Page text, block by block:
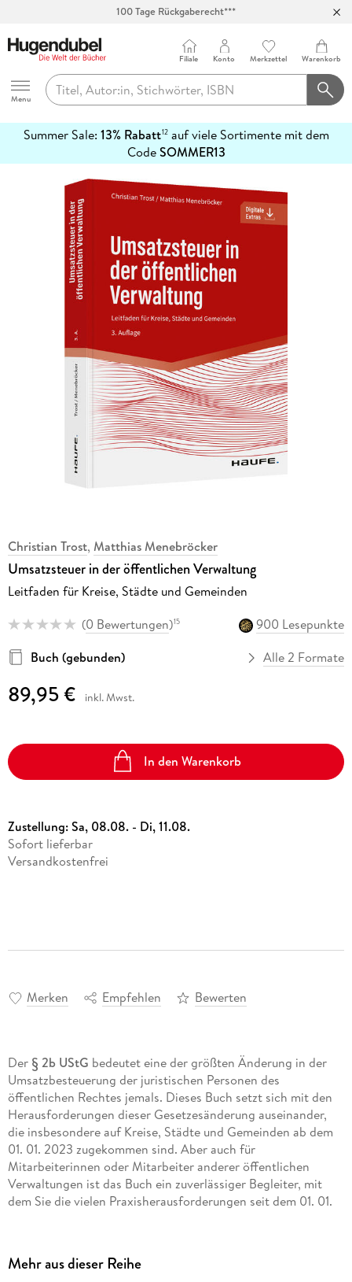
100 Tage Rückgaberecht***
Hugendubel
Menu
Filiale Konto Merkzettel Warenkorb
Summer Sale: 13% Rabatt12auf viele Sortimente mit dem
CodeSOMMER13
erfahren
Christian Trost, Matthias Menebröcker
Umsatzsteuer in der öffentlichen Verwaltung
Leitfaden für Kreise, Städte und Gemeinden
(0 Bewertungen)15
900 Lesepunkte
Buch (gebunden)
Alle 2 Formate
89,95 € inkl. Mwst.
In den Warenkorb
Zustellung:Sa, 08.08. - Di, 11.08.
Sofort lieferbar
Versandkostenfrei
Merken Empfehlen Bewerten
Der § 2b UStG bedeutet eine der größten Änderung in der
Umsatzbesteuerung der juristischen Personen des
öffentlichen Rechtes jemals. Dieses Buch setzt sich mit den
Herausforderungen dieser Gesetzesänderung auseinander,
die insbesondere auf Kreise, Städte und Gemeinden ab dem
01. 01. 2023 zugekommen sind. Aber auch für
Mitarbeiterinnen oder Mitarbeiter anderer öffentlichen
Verwaltungen ist das Buch ein zuverlässiger Begleiter, mit
dem Sie die vielen Praxisherausforderungen seit dem 01. 01.
Inhalte:
Mehr aus dieser Reihe